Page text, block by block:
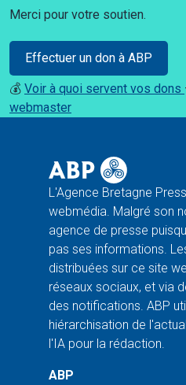
Merci pour votre soutien.
Effectuer un don à ABP
💰 Voir à quoi servent vos dons
webmaster
L'Agence Bretagne
webmédia. Malgré son
agence de presse
pas ses informations.
distribuées sur ce site
réseaux sociaux, et via
des notifications. ABP
hiérarchisation de
l'IA pour la rédaction.
ABP